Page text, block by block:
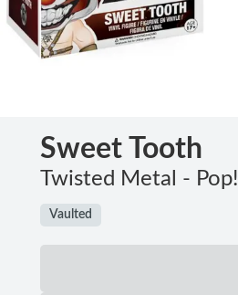
Sweet Tooth
Twisted Metal - Pop!
Vaulted